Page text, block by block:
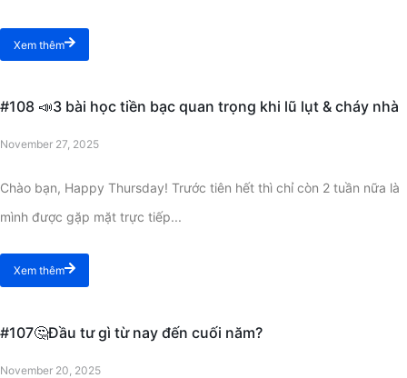
Xem thêm
#108 📣3 bài học tiền bạc quan trọng khi lũ lụt & cháy nhà
November 27, 2025
Chào bạn, Happy Thursday! Trước tiên hết thì chỉ còn 2 tuần nữa là
mình được gặp mặt trực tiếp...
Xem thêm
#107🤔Đầu tư gì từ nay đến cuối năm?
November 20, 2025